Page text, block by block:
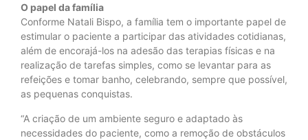
O papel da família
Conforme Natali Bispo, a família tem o importante papel de
estimular o paciente a participar das atividades cotidianas,
além de encorajá-los na adesão das terapias físicas e na
realização de tarefas simples, como se levantar para as
refeições e tomar banho, celebrando, sempre que possível,
as pequenas conquistas.
“A criação de um ambiente seguro e adaptado às
necessidades do paciente, como a remoção de obstáculos